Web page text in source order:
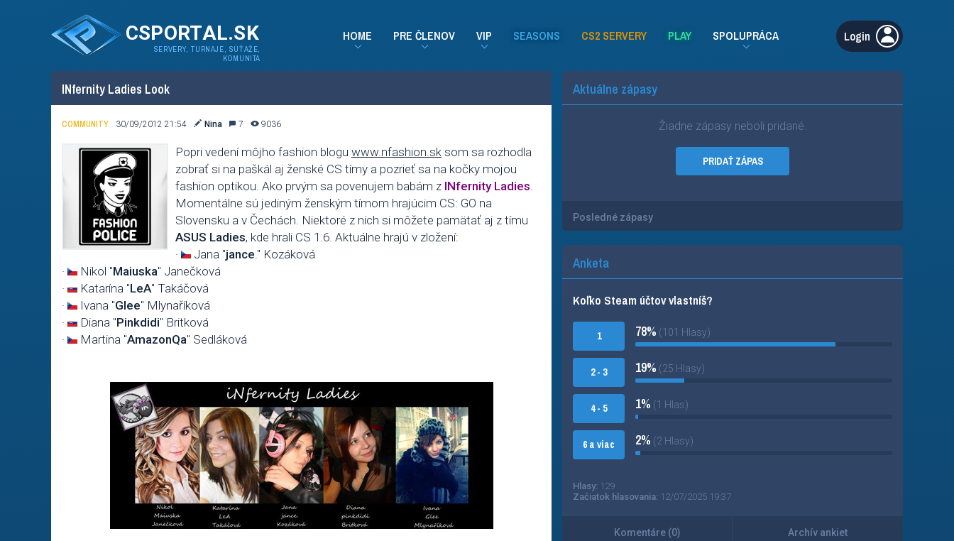
CSPORTAL.SK
SERVERY, TURNAJE, SÚŤAŽE,
KOMUNITA
HOME PRE ČLENOV VIP SEASONS CS2 SERVERY PLAY SPOLUPRÁCA Login
INfernity Ladies Look
COMMUNITY 30/09/2012 21:54 Nina 7 9036
Popri vedení môjho fashion blogu www.nfashion.sk som sa rozhodla
zobrať si na paškál aj ženské CS tímy a pozrieť sa na kočky mojou
fashion optikou. Ako prvým sa povenujem babám z INfernity Ladies.
Momentálne sú jediným ženským tímom hrajúcim CS: GO na
Slovensku a v Čechách. Niektoré z nich si môžete pamätať aj z tímu
ASUS Ladies, kde hrali CS 1.6. Aktuálne hrajú v zložení:
·
Jana "jance." Kozáková
·
Nikol "Maiuska" Janečková
·
Katarína "LeA" Takáčová
·
Ivana "Glee" Mlynaříková
·
Diana "Pinkdidi" Britková
·
Martina "AmazonQa" Sedláková
Aktuálne zápasy
Žiadne zápasy neboli pridané.
PRIDAŤ ZÁPAS
Posledné zápasy
Anketa
Koľko Steam účtov vlastníš?
1
2 - 3
4 - 5
6 a viac
78% (101 Hlasy)
19% (25 Hlasy)
1% (1 Hlas)
2% (2 Hlasy)
Hlasy: 129
Začiatok hlasovania: 12/07/2025 19:37
Komentáre (0) Archív ankiet